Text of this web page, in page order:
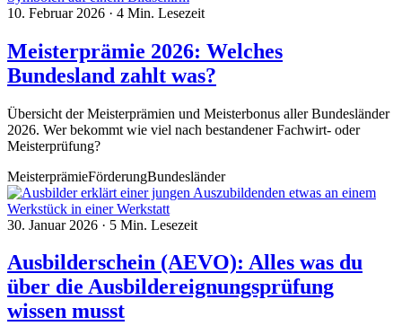
10. Februar 2026 · 4 Min. Lesezeit
Meisterprämie 2026: Welches
Bundesland zahlt was?
Übersicht der Meisterprämien und Meisterbonus aller Bundesländer
2026. Wer bekommt wie viel nach bestandener Fachwirt- oder
Meisterprüfung?
MeisterprämieFörderungBundesländer
30. Januar 2026 · 5 Min. Lesezeit
Ausbilderschein (AEVO): Alles was du
über die Ausbildereignungsprüfung
wissen musst